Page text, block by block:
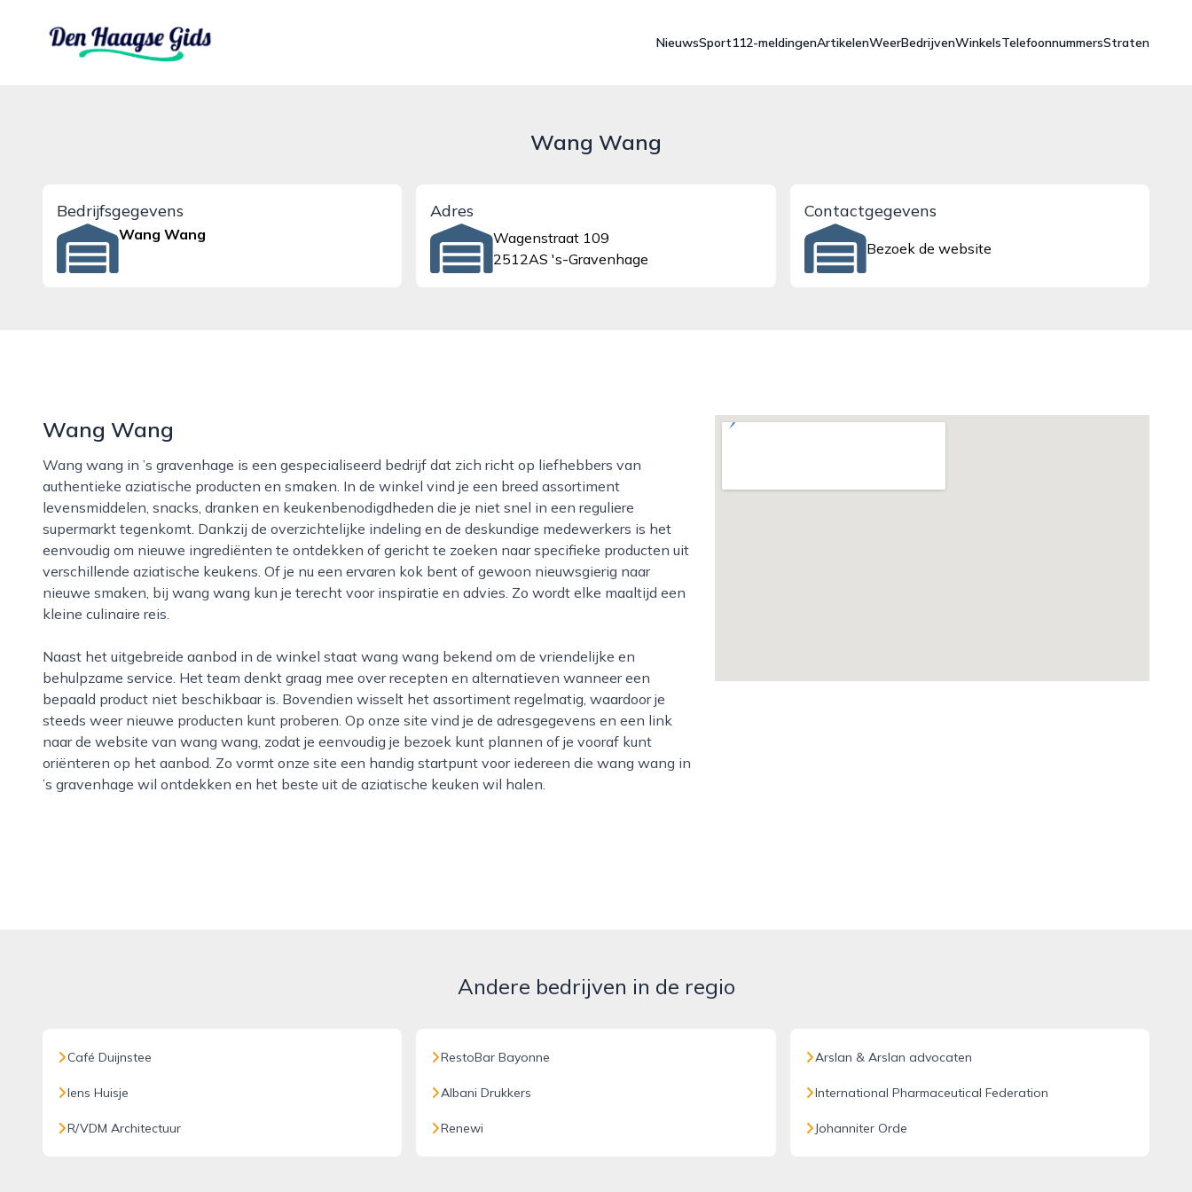
denhaagsegids.nl
NieuwsSport112-meldingenArtikelenWeerBedrijvenWinkelsTelefoonnummersStraten
Wang Wang
Bedrijfsgegevens
Wang Wang
Adres
Wagenstraat 109
2512AS 's-Gravenhage
Contactgegevens
Bezoek de website
Wang Wang
Wang wang in ’s gravenhage is een gespecialiseerd bedrijf dat zich richt op liefhebbers van
authentieke aziatische producten en smaken. In de winkel vind je een breed assortiment
levensmiddelen, snacks, dranken en keukenbenodigdheden die je niet snel in een reguliere
supermarkt tegenkomt. Dankzij de overzichtelijke indeling en de deskundige medewerkers is het
eenvoudig om nieuwe ingrediënten te ontdekken of gericht te zoeken naar specifieke producten uit
verschillende aziatische keukens. Of je nu een ervaren kok bent of gewoon nieuwsgierig naar
nieuwe smaken, bij wang wang kun je terecht voor inspiratie en advies. Zo wordt elke maaltijd een
kleine culinaire reis.
Naast het uitgebreide aanbod in de winkel staat wang wang bekend om de vriendelijke en
behulpzame service. Het team denkt graag mee over recepten en alternatieven wanneer een
bepaald product niet beschikbaar is. Bovendien wisselt het assortiment regelmatig, waardoor je
steeds weer nieuwe producten kunt proberen. Op onze site vind je de adresgegevens en een link
naar de website van wang wang, zodat je eenvoudig je bezoek kunt plannen of je vooraf kunt
oriënteren op het aanbod. Zo vormt onze site een handig startpunt voor iedereen die wang wang in
’s gravenhage wil ontdekken en het beste uit de aziatische keuken wil halen.
Andere bedrijven in de regio
Café Duijnstee
Iens Huisje
R/VDM Architectuur
RestoBar Bayonne
Albani Drukkers
Renewi
Arslan & Arslan advocaten
International Pharmaceutical Federation
Johanniter Orde